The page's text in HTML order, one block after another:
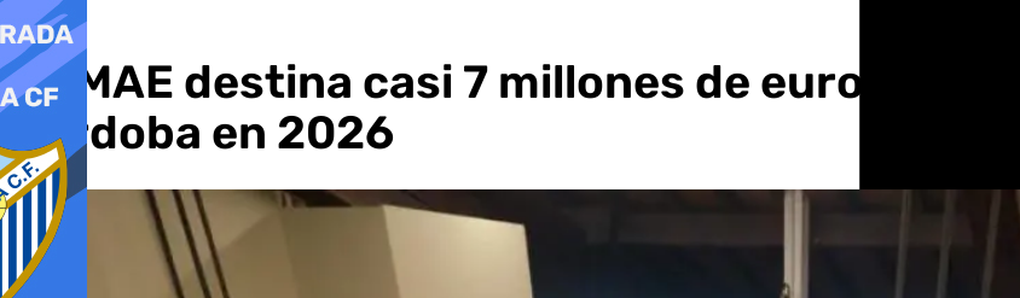
El IMAE destina casi 7 millones de euros
Córdoba en 2026